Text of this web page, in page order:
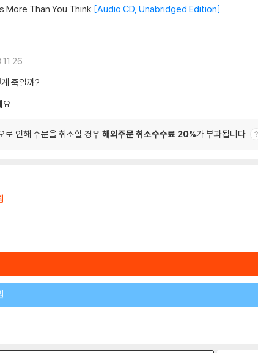
More Than You Think Audio CD, Unabridged Edition
죽일까?
요
로 인해 주문을 취소할 경우 해외주문 취소수수료 20%가 부과됩니다.